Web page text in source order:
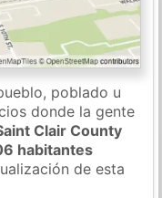
poblado u
donde la gente
Clair County
habitantes
de esta